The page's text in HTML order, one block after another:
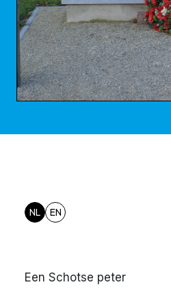
NL EN
Een Schotse peter